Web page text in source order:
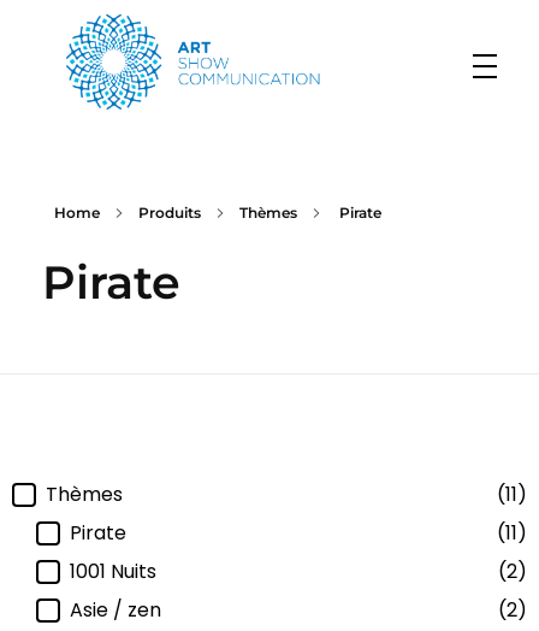
Home Produits Thèmes Pirate
Pirate
Filtre-categorie
Thèmes
(11)
Pirate
(11)
1001 Nuits
(2)
Asie / zen
(2)